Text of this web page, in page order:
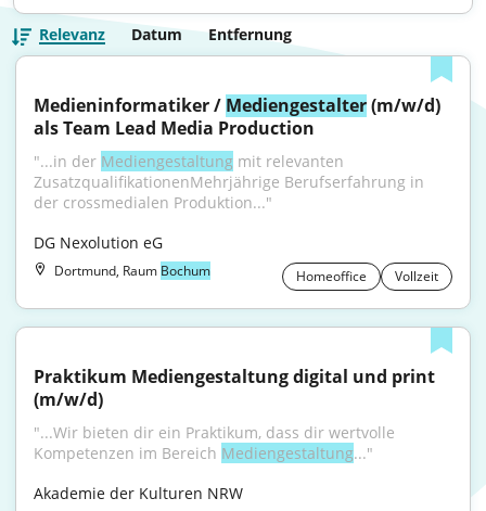
Relevanz Datum Entfernung
Medieninformatiker / Mediengestalter (m/w/d)
als Team Lead Media Production
"...in der Mediengestaltung mit relevanten
ZusatzqualifikationenMehrjährige Berufserfahrung in
der crossmedialen Produktion..."
DG Nexolution eG
Dortmund, Raum Bochum Homeoffice Vollzeit
Praktikum Mediengestaltung digital und print
(m/w/d)
"...Wir bieten dir ein Praktikum, dass dir wertvolle
Kompetenzen im Bereich Mediengestaltung..."
Akademie der Kulturen NRW